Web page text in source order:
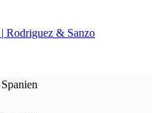
Rodriguez & Sanzo
Spanien